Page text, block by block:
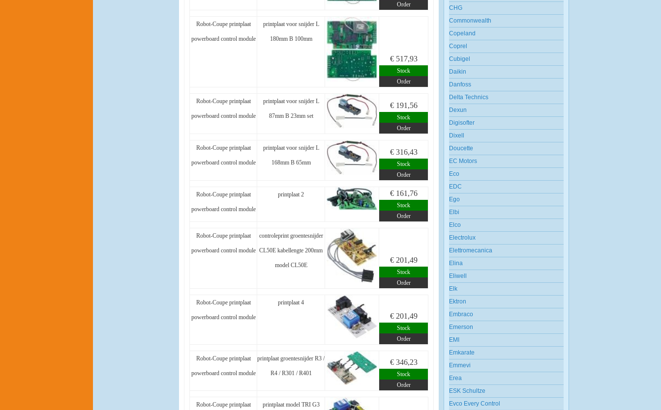
Order
Robot-Coupe printplaat
powerboard control module
printplaat voor snijder L
180mm B 100mm
€ 517,93
Stock
Order
Robot-Coupe printplaat
powerboard control module
printplaat voor snijder L
87mm B 23mm set
€ 191,56
Stock
Order
Robot-Coupe printplaat
powerboard control module
printplaat voor snijder L
168mm B 65mm
€ 316,43
Stock
Order
Robot-Coupe printplaat
powerboard control module
printplaat 2 € 161,76
Stock
Order
Robot-Coupe printplaat
powerboard control module
controleprint groentesnijder
CL50E kabellengte 200mm
model CL50E
€ 201,49
Stock
Order
Robot-Coupe printplaat
powerboard control module
printplaat 4
€ 201,49
Stock
Order
Robot-Coupe printplaat
powerboard control module
printplaat groentesnijder R3 /
R4 / R301 / R401
€ 346,23
Stock
Order
Robot-Coupe printplaat printplaat model TRI G3
CHG
Commonwealth
Copeland
Coprel
Cubigel
Daikin
Danfoss
Delta Technics
Dexun
Digisofter
Dixell
Doucette
EC Motors
Eco
EDC
Ego
Elbi
Elco
Electrolux
Elettromecanica
Elina
Eliwell
Elk
Ektron
Embraco
Emerson
EMI
Emkarate
Emmevi
Erea
ESK Schultze
Evco Every Control